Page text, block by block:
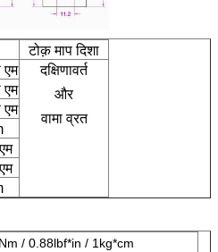
टोक़ माप दिशा
एम
दक्षिणावर्त
और
वामा व्रत
एम
एम
/ 0.88lbf*in / 1kg*cm